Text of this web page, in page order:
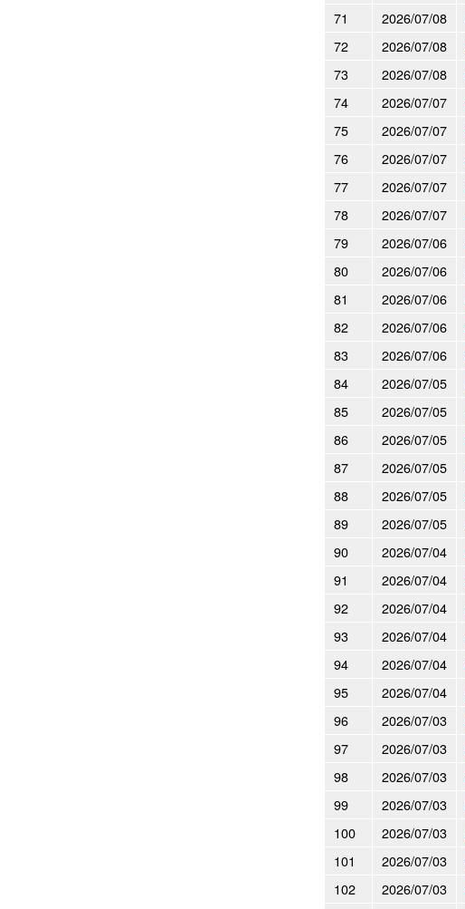
71
2026/07/08
72
2026/07/08
73
2026/07/08
74
2026/07/07
75
2026/07/07
76
2026/07/07
77
2026/07/07
78
2026/07/07
79
2026/07/06
80
2026/07/06
81
2026/07/06
82
2026/07/06
83
2026/07/06
84
2026/07/05
85
2026/07/05
86
2026/07/05
87
2026/07/05
88
2026/07/05
89
2026/07/05
90
2026/07/04
91
2026/07/04
92
2026/07/04
93
2026/07/04
94
2026/07/04
95
2026/07/04
96
2026/07/03
97
2026/07/03
98
2026/07/03
99
2026/07/03
100
2026/07/03
101
2026/07/03
102
2026/07/03